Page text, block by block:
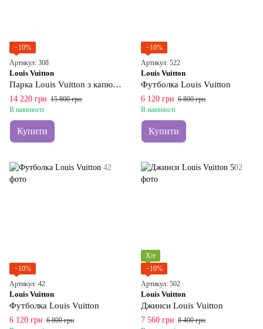
−10%
Артикул: 308
Louis Vuitton
Парка Louis Vuitton з капюшоном з ажурним візерунком Monogram
14 220 грн 15 800 грн
В наявності
Купити
−10%
Артикул: 522
Louis Vuitton
Футболка Louis Vuitton
6 120 грн 6 800 грн
В наявності
Купити
−10%
Артикул: 42
Louis Vuitton
Футболка Louis Vuitton
6 120 грн 6 800 грн
Хіт
−10%
Артикул: 502
Louis Vuitton
Джинси Louis Vuitton
7 560 грн 8 400 грн